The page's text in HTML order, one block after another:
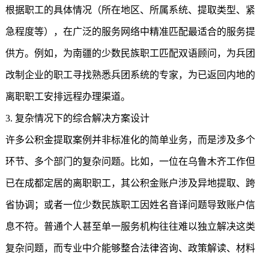
根据职工的具体情况（所在地区、所属系统、提取类型、紧
急程度等），在广泛的服务网络中精准匹配最适合的服务提
供方。例如，为南疆的少数民族职工匹配双语顾问，为兵团
改制企业的职工寻找熟悉兵团系统的专家，为已返回内地的
离职职工安排远程办理渠道。
3. 复杂情况下的综合解决方案设计
许多公积金提取案例并非标准化的简单业务，而是涉及多个
环节、多个部门的复杂问题。比如，一位在乌鲁木齐工作但
已在成都定居的离职职工，其公积金账户涉及异地提取、跨
省协调；或者一位少数民族职工因姓名音译问题导致账户信
息不符。普通个人甚至单一服务机构往往难以独立解决这类
复杂问题，而专业中介能够整合法律咨询、政策解读、材料